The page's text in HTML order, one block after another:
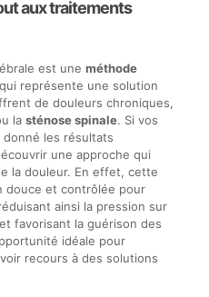
aux traitements
est une méthode
représente une solution
de douleurs chroniques,
la sténose spinale. Si vos
donné les résultats
une approche qui
la douleur. En effet, cette
douce et contrôlée pour
ainsi la pression sur
favorisant la guérison des
idéale pour
recours à des solutions